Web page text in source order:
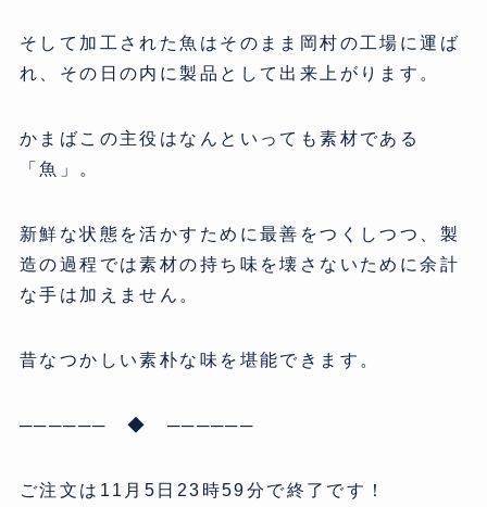
そして加工された魚はそのまま岡村の工場に運ば
れ、その日の内に製品として出来上がります。
かまばこの主役はなんといっても素材である
「魚」。
新鮮な状態を活かすために最善をつくしつつ、製
造の過程では素材の持ち味を壊さないために余計
な手は加えません。
昔なつかしい素朴な味を堪能できます。
────── ◆ ──────
ご注文は11月5日23時59分で終了です！